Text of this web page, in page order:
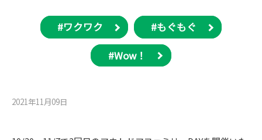
#ワクワク #もぐもぐ
#Wow！
2021年11月09⽇